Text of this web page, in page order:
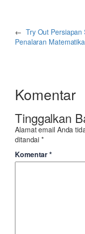
← Try Out Persiapan
Penalaran
Komentar
Tinggalkan
Alamat email Anda
ditandai*
Komentar*